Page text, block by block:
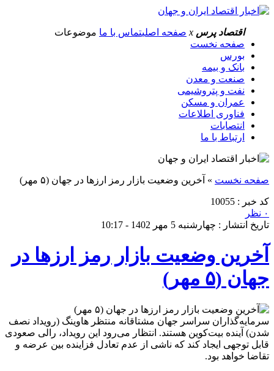
اقتصاد پرس x صفحه اصلیتماس با ما موضوعات
صفحه نخست
بورس
بانک و بیمه
صنعت و معدن
نفت و پتروشیمی
عمران و مسکن
فناوری اطلاعات
انتصابات
ارتباط با ما
صفحه نخست » آخرین وضعیت بازار رمز ارزها در جهان (۵ مهر)
کد خبر : 10055
۰ نظر
تاریخ انتشار : چهارشنبه 5 مهر 1402 - 10:17
آخرین وضعیت بازار رمز ارزها در
جهان (۵ مهر)
سرمایه‌گذاران سراسر جهان مشتاقانه منتظر هاوینگ (رویداد نصف
شدن) آینده بیت‌کوین هستند. انتظار می‌رود این رویداد، رالی صعودی
قابل توجهی ایجاد کند که ناشی از عدم تعادل فزاینده بین عرضه و
تقاضا خواهد بود.